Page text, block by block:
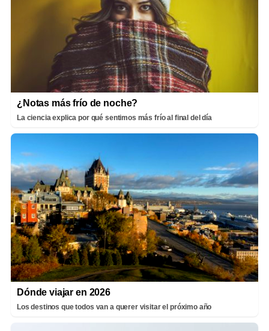
¿Notas más frío de noche?
La ciencia explica por qué sentimos más frío al final del día
Dónde viajar en 2026
Los destinos que todos van a querer visitar el próximo año